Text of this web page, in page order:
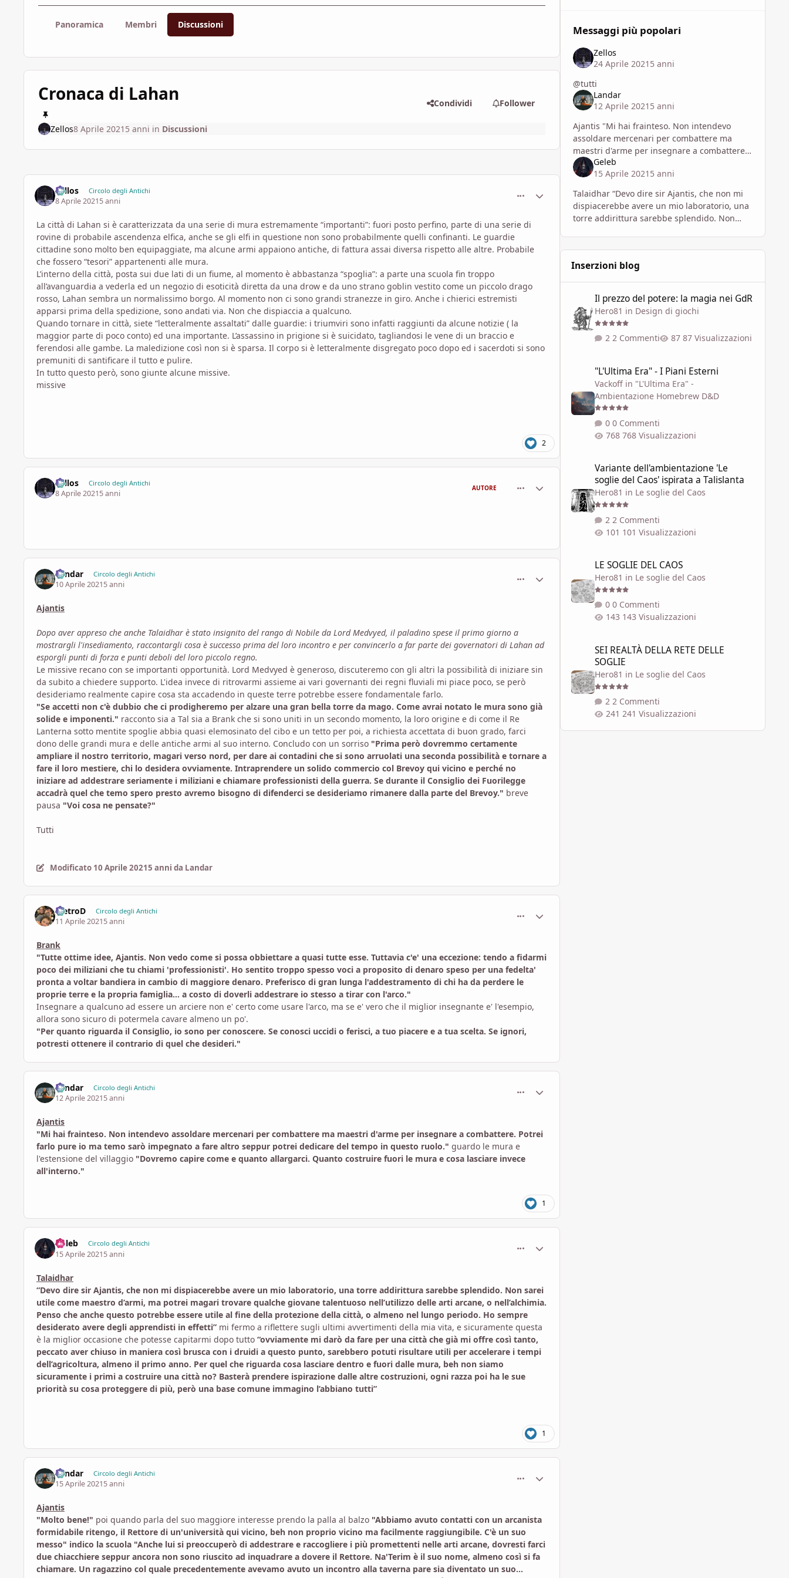
Panoramica Membri Discussioni
Cronaca di Lahan Condividi Follower
Zellos8 Aprile 2021 5 anni in Discussioni
Zellos Circolo degli Antichi
8 Aprile 20215 anni
comment_1750440
Statistiche Autore
La città di Lahan si è caratterizzata da una serie di mura estremamente “importanti”: fuori posto perfino, parte di una serie di
rovine di probabile ascendenza elfica, anche se gli elfi in questione non sono probabilmente quelli confinanti. Le guardie
cittadine sono molto ben equipaggiate, ma alcune armi appaiono antiche, di fattura assai diversa rispetto alle altre. Probabile
che fossero “tesori” appartenenti alle mura.
L’interno della città, posta sui due lati di un fiume, al momento è abbastanza “spoglia”: a parte una scuola fin troppo
all’avanguardia a vederla ed un negozio di esoticità diretta da una drow e da uno strano goblin vestito come un piccolo drago
rosso, Lahan sembra un normalissimo borgo. Al momento non ci sono grandi stranezze in giro. Anche i chierici estremisti
apparsi prima della spedizione, sono andati via. Non che dispiaccia a qualcuno.
Quando tornare in città, siete “letteralmente assaltati” dalle guardie: i triumviri sono infatti raggiunti da alcune notizie ( la
maggior parte di poco conto) ed una importante. L’assassino in prigione si è suicidato, tagliandosi le vene di un braccio e
ferendosi alle gambe. La maledizione così non si è sparsa. Il corpo si è letteralmente disgregato poco dopo ed i sacerdoti si sono
premuniti di santificare il tutto e pulire.
In tutto questo però, sono giunte alcune missive.
missive
2
Zellos Circolo degli Antichi
8 Aprile 20215 anni
AUTORE Statistiche Autore
Landar Circolo degli Antichi
10 Aprile 20215 anni
Statistiche Autore
Ajantis
Dopo aver appreso che anche Talaidhar è stato insignito del rango di Nobile da Lord Medvyed, il paladino spese il primo giorno a
mostrargli l'insediamento, raccontargli cosa è successo prima del loro incontro e per convincerlo a far parte dei governatori di Lahan ad
esporgli punti di forza e punti deboli del loro piccolo regno.
Le missive recano con se importanti opportunità. Lord Medvyed è generoso, discuteremo con gli altri la possibilità di iniziare sin
da subito a chiedere supporto. L'idea invece di ritrovarmi assieme ai vari governanti dei regni fluviali mi piace poco, se però
desideriamo realmente capire cosa sta accadendo in queste terre potrebbe essere fondamentale farlo.
"Se accetti non c'è dubbio che ci prodigheremo per alzare una gran bella torre da mago. Come avrai notato le mura sono già
solide e imponenti." racconto sia a Tal sia a Brank che si sono uniti in un secondo momento, la loro origine e di come il Re
Lanterna sotto mentite spoglie abbia quasi elemosinato del cibo e un tetto per poi, a richiesta accettata di buon grado, farci
dono delle grandi mura e delle antiche armi al suo interno. Concludo con un sorriso "Prima però dovremmo certamente
ampliare il nostro territorio, magari verso nord, per dare ai contadini che si sono arruolati una seconda possibilità e tornare a
fare il loro mestiere, chi lo desidera ovviamente. Intraprendere un solido commercio col Brevoy qui vicino e perché no
iniziare ad addestrare seriamente i miliziani e chiamare professionisti della guerra. Se durante il Consiglio dei Fuorilegge
accadrà quel che temo spero presto avremo bisogno di difenderci se desideriamo rimanere dalla parte del Brevoy." breve
pausa "Voi cosa ne pensate?"
Tutti
Modificato 10 Aprile 20215 anni da Landar
PietroD Circolo degli Antichi
11 Aprile 20215 anni
Brank
"Tutte ottime idee, Ajantis. Non vedo come si possa obbiettare a quasi tutte esse. Tuttavia c'e' una eccezione: tendo a fidarmi
poco dei miliziani che tu chiami 'professionisti'. Ho sentito troppo spesso voci a proposito di denaro speso per una fedelta'
pronta a voltar bandiera in cambio di maggiore denaro. Preferisco di gran lunga l'addestramento di chi ha da perdere le
proprie terre e la propria famiglia... a costo di doverli addestrare io stesso a tirar con l'arco."
Insegnare a qualcuno ad essere un arciere non e' certo come usare l'arco, ma se e' vero che il miglior insegnante e' l'esempio,
allora sono sicuro di potermela cavare almeno un po'.
"Per quanto riguarda il Consiglio, io sono per conoscere. Se conosci uccidi o ferisci, a tuo piacere e a tua scelta. Se ignori,
potresti ottenere il contrario di quel che desideri."
Landar Circolo degli Antichi
12 Aprile 20215 anni
Ajantis
"Mi hai frainteso. Non intendevo assoldare mercenari per combattere ma maestri d'arme per insegnare a combattere. Potrei
farlo pure io ma temo sarò impegnato a fare altro seppur potrei dedicare del tempo in questo ruolo." guardo le mura e
l'estensione del villaggio "Dovremo capire come e quanto allargarci. Quanto costruire fuori le mura e cosa lasciare invece
all'interno."
1
Geleb Circolo degli Antichi
15 Aprile 20215 anni
Talaidhar
“Devo dire sir Ajantis, che non mi dispiacerebbe avere un mio laboratorio, una torre addirittura sarebbe splendido. Non sarei
utile come maestro d’armi, ma potrei magari trovare qualche giovane talentuoso nell’utilizzo delle arti arcane, o nell’alchimia.
Penso che anche questo potrebbe essere utile al fine della protezione della città, o almeno nel lungo periodo. Ho sempre
desiderato avere degli apprendisti in effetti” mi fermo a riflettere sugli ultimi avvertimenti della mia vita, e sicuramente questa
è la miglior occasione che potesse capitarmi dopo tutto “ovviamente mi darò da fare per una città che già mi offre così tanto,
peccato aver chiuso in maniera così brusca con i druidi a questo punto, sarebbero potuti risultare utili per accelerare i tempi
dell’agricoltura, almeno il primo anno. Per quel che riguarda cosa lasciare dentro e fuori dalle mura, beh non siamo
sicuramente i primi a costruire una città no? Basterà prendere ispirazione dalle altre costruzioni, ogni razza poi ha le sue
priorità su cosa proteggere di più, però una base comune immagino l’abbiano tutti”
1
Landar Circolo degli Antichi
15 Aprile 20215 anni
Ajantis
"Molto bene!" poi quando parla del suo maggiore interesse prendo la palla al balzo "Abbiamo avuto contatti con un arcanista
formidabile ritengo, il Rettore di un'università qui vicino, beh non proprio vicino ma facilmente raggiungibile. C'è un suo
messo" indico la scuola "Anche lui si preoccuperò di addestrare e raccogliere i più promettenti nelle arti arcane, dovresti farci
due chiacchiere seppur ancora non sono riuscito ad inquadrare a dovere il Rettore. Na'Terim è il suo nome, almeno così si fa
chiamare. Un ragazzino col quale precedentemente avevamo avuto un incontro alla taverna pare sia diventato un suo...
Messaggi più popolari
Zellos
24 Aprile 2021 5 anni
Landar
12 Aprile 2021 5 anni
Ajantis "Mi hai frainteso. Non intendevo
assoldare mercenari per combattere ma
maestri d'arme per insegnare a combattere.
Potrei farlo pure io ma temo sarò impegnato
a fare altro seppur potrei de
Geleb
15 Aprile 2021 5 anni
Talaidhar “Devo dire sir Ajantis, che non mi
dispiacerebbe avere un mio laboratorio, una
torre addirittura sarebbe splendido. Non
Inserzioni blog
Il prezzo del potere: la magia nei GdR
Hero81 in Design di giochi
2 Commenti 87 Visualizzazioni
"L'Ultima Era" - I Piani Esterni
Vackoffin "L'Ultima Era" -
Ambientazione Homebrew D&D
0 Commenti
768 Visualizzazioni
Variante dell'ambientazione 'Le
soglie del Caos' ispirata a Talislanta
Hero81 in Le soglie del Caos
2 Commenti
101 Visualizzazioni
LE SOGLIE DEL CAOS
Hero81 in Le soglie del Caos
0 Commenti
143 Visualizzazioni
SEI REALTÀ DELLA RETE DELLE
SOGLIE
Hero81 in Le soglie del Caos
2 Commenti
241 Visualizzazioni